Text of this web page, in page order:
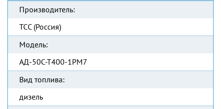
Производитель:
ТСС (Россия)
Модель:
АД-50С-Т400-1РМ7
Вид топлива:
дизель